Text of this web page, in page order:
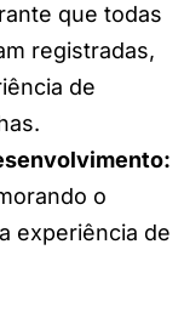
que todas
registradas,
de
o
experiência de